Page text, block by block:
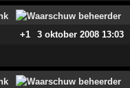
+1 3 oktober 2008 13:03